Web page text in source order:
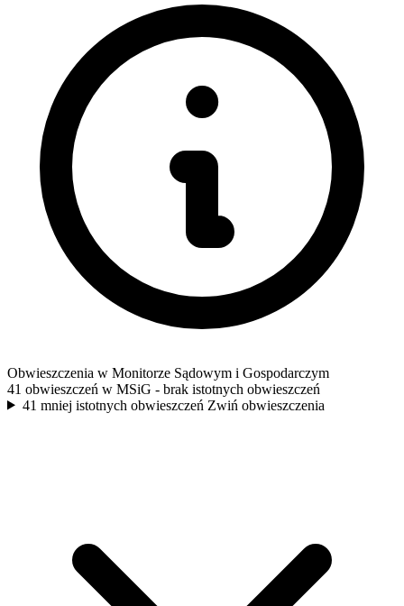
Obwieszczenia w Monitorze Sądowym i Gospodarczym
41 obwieszczeń w MSiG - brak istotnych obwieszczeń
41 mniej istotnych obwieszczeń Zwiń obwieszczenia